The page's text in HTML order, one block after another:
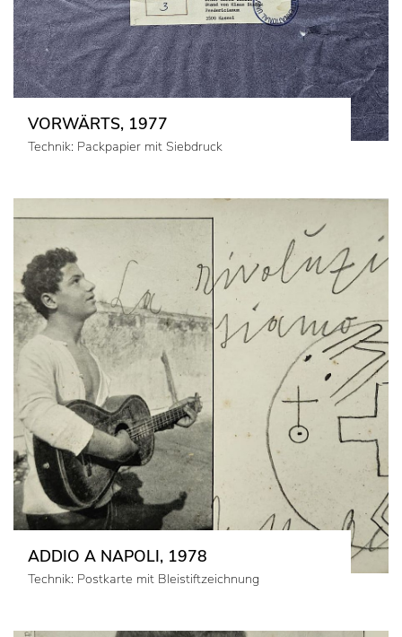
VORWÄRTS, 1977
Technik: Packpapier mit Siebdruck
ADDIO A NAPOLI, 1978
Technik: Postkarte mit Bleistiftzeichnung